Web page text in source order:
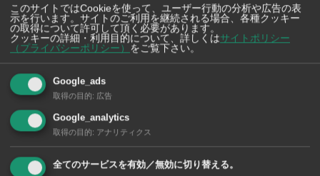
このサイトではCookieを使って、ユーザー行動の分析や広告の表
示を行います。サイトのご利用を継続される場合、各種クッキー
の取得について許可して頂く必要があります。
クッキーの詳細・利用目的について、詳しくはサイトポリシー
（プライバシーポリシー）
をご覧下さい。
Google_ads
取得の目的: 広告
Google_analytics
取得の目的: アナリティクス
全てのサービスを有効／無効に切り替える。